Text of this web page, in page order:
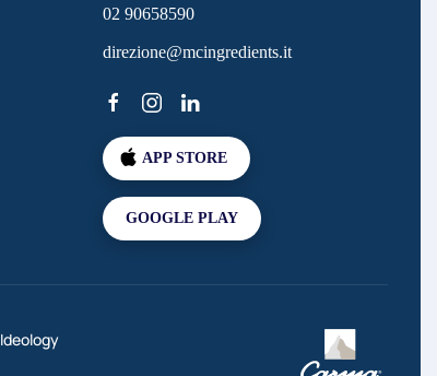
02 90658590
direzione@mcingredients.it
APP STORE
GOOGLE PLAY
Ideology